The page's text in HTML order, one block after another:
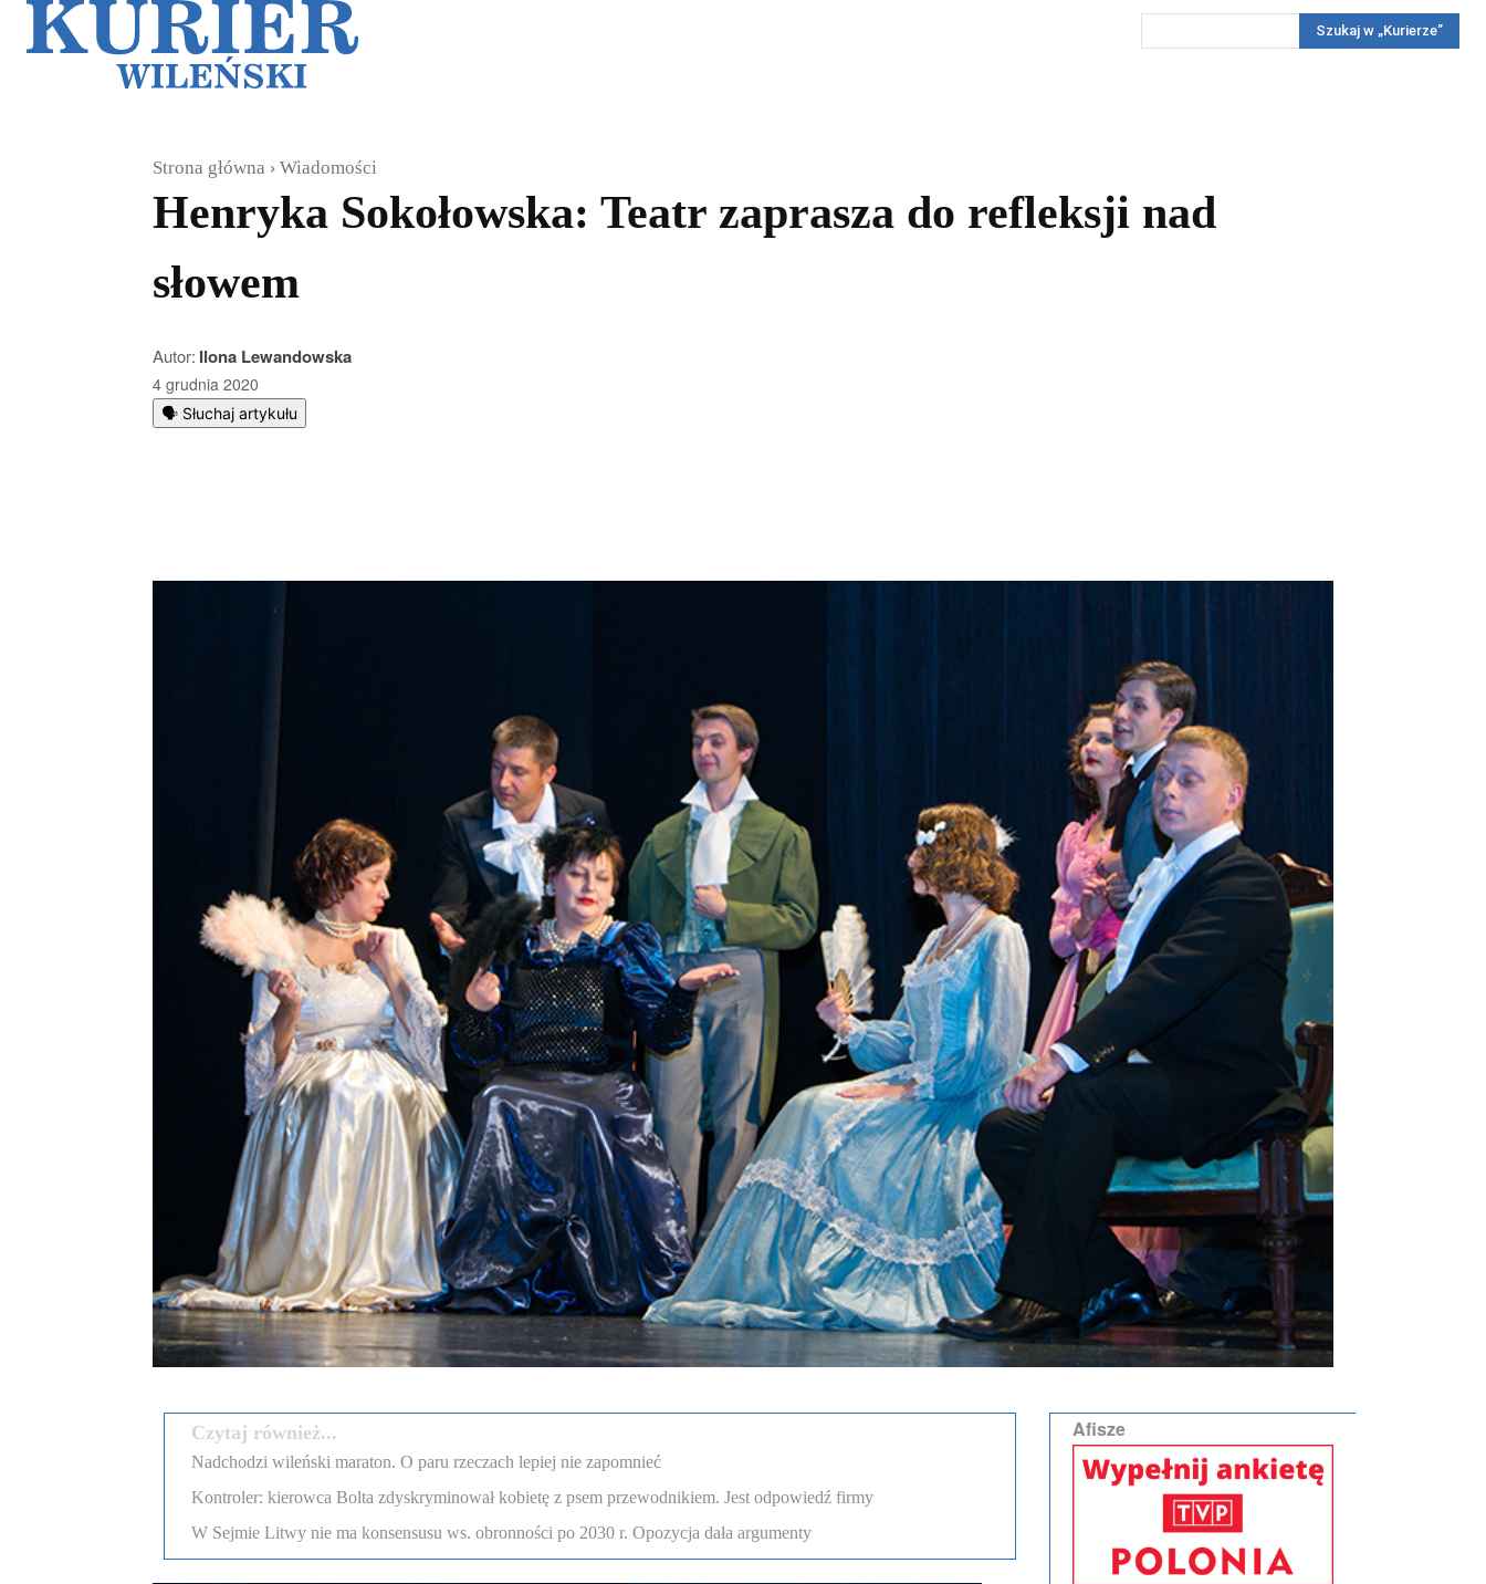
Reportaż KonkursyWięcej
Szukaj w „Kurierze”
Strona główna Wiadomości
Henryka Sokołowska: Teatr zaprasza do refleksji nad
słowem
Autor: Ilona Lewandowska
4 grudnia 2020
🗣️ Słuchaj artykułu
Czytaj również...
Nadchodzi wileński maraton. O paru rzeczach lepiej nie zapomnieć
Kontroler: kierowca Bolta zdyskryminował kobietę z psem przewodnikiem. Jest odpowiedź firmy
W Sejmie Litwy nie ma konsensusu ws. obronności po 2030 r. Opozycja dała argumenty
Afisze